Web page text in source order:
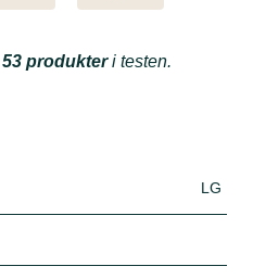
53 produkteri testen.
LG